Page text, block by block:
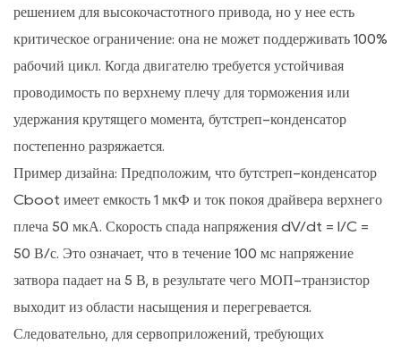
сравнении
с
защитой
от
Ограничения
по
тепловому
сопротивлению
печатной
платы
и
решением для высокочастотного привода, но у нее есть
критическое ограничение: она не может поддерживать 100%
рабочий цикл. Когда двигателю требуется устойчивая
проводимость по верхнему плечу для торможения или
удержания крутящего момента, бутстреп-конденсатор
постепенно разряжается.
Пример дизайна: Предположим, что бутстреп-конденсатор
Cboot имеет емкость 1 мкФ и ток покоя драйвера верхнего
плеча 50 мкА. Скорость спада напряжения dV/dt = I/C =
50 В/с. Это означает, что в течение 100 мс напряжение
затвора падает на 5 В, в результате чего МОП-транзистор
выходит из области насыщения и перегревается.
Следовательно, для сервоприложений, требующих